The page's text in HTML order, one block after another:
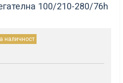
100/210-280/76h
наличност